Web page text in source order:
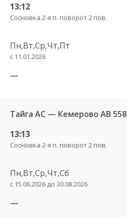
13:12
Сосновка 2-я п. поворот 2 пов.
Пн,Вт,Ср,Чт,Пт
с 11.01.2026
—
Тайга АС — Кемерово АВ 558
13:13
Сосновка 2-я п. поворот 2 пов.
Пн,Вт,Ср,Чт,Сб
с 15.06.2026 до 30.08.2026
—